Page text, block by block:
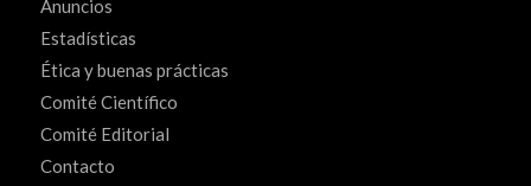
Anuncios
Estadísticas
Ética y buenas prácticas
Comité Científico
Comité Editorial
Contacto